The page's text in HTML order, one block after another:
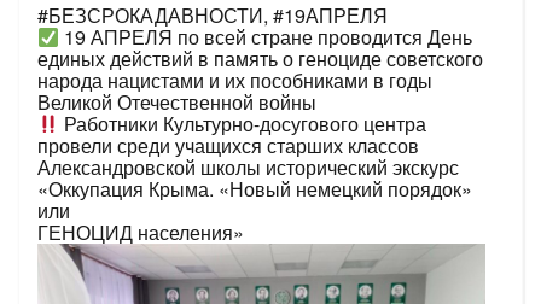
#БЕЗСРОКАДАВНОСТИ, #19АПРЕЛЯ
19 АПРЕЛЯ по всей стране проводится День
единых действий в память о геноциде советского
народа нацистами и их пособниками в годы
Великой Отечественной войны
Работники Культурно-досугового центра
провели среди учащихся старших классов
Александровской школы исторический экскурс
«Оккупация Крыма. «Новый немецкий порядок»
или
ГЕНОЦИД населения»